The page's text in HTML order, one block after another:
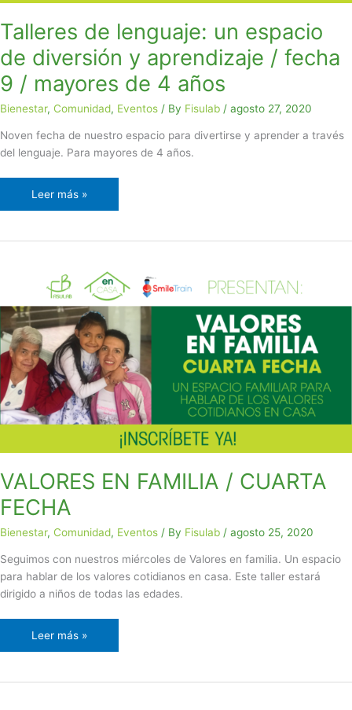
Talleres de lenguaje: un espacio
de diversión y aprendizaje / fecha
9 / mayores de 4 años
Bienestar, Comunidad, Eventos / By Fisulab / agosto 27, 2020
Noven fecha de nuestro espacio para divertirse y aprender a través
del lenguaje. Para mayores de 4 años.
mayores
de
4
años
Leer más »
VALORES EN FAMILIA / CUARTA
FECHA
Bienestar, Comunidad, Eventos / By Fisulab / agosto 25, 2020
Seguimos con nuestros miércoles de Valores en familia. Un espacio
para hablar de los valores cotidianos en casa. Este taller estará
dirigido a niños de todas las edades.
VALORES
FAMILIA
/
CUARTA
FECHA
Leer más »